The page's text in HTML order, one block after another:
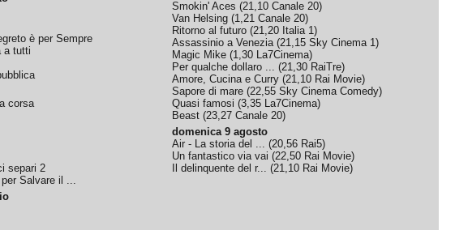
è per Sempre
a tutti
corsa
separi 2
Salvare il ...
Smokin' Aces (21,10 Canale 20)
Van Helsing (1,21 Canale 20)
Ritorno al futuro (21,20 Italia 1)
Assassinio a Venezia(21,15 Sky Cinema 1)
Magic Mike (1,30 La7Cinema)
Per qualche dollaro ... (21,30 RaiTre)
Amore, Cucina e Curry (21,10 Rai Movie)
Sapore di mare (22,55 Sky Cinema Comedy)
Quasi famosi (3,35 La7Cinema)
Beast (23,27 Canale 20)
domenica 9 agosto
Air - La storia del ... (20,56 Rai5)
Un fantastico via vai (22,50 Rai Movie)
Il delinquente del r... (21,10 Rai Movie)